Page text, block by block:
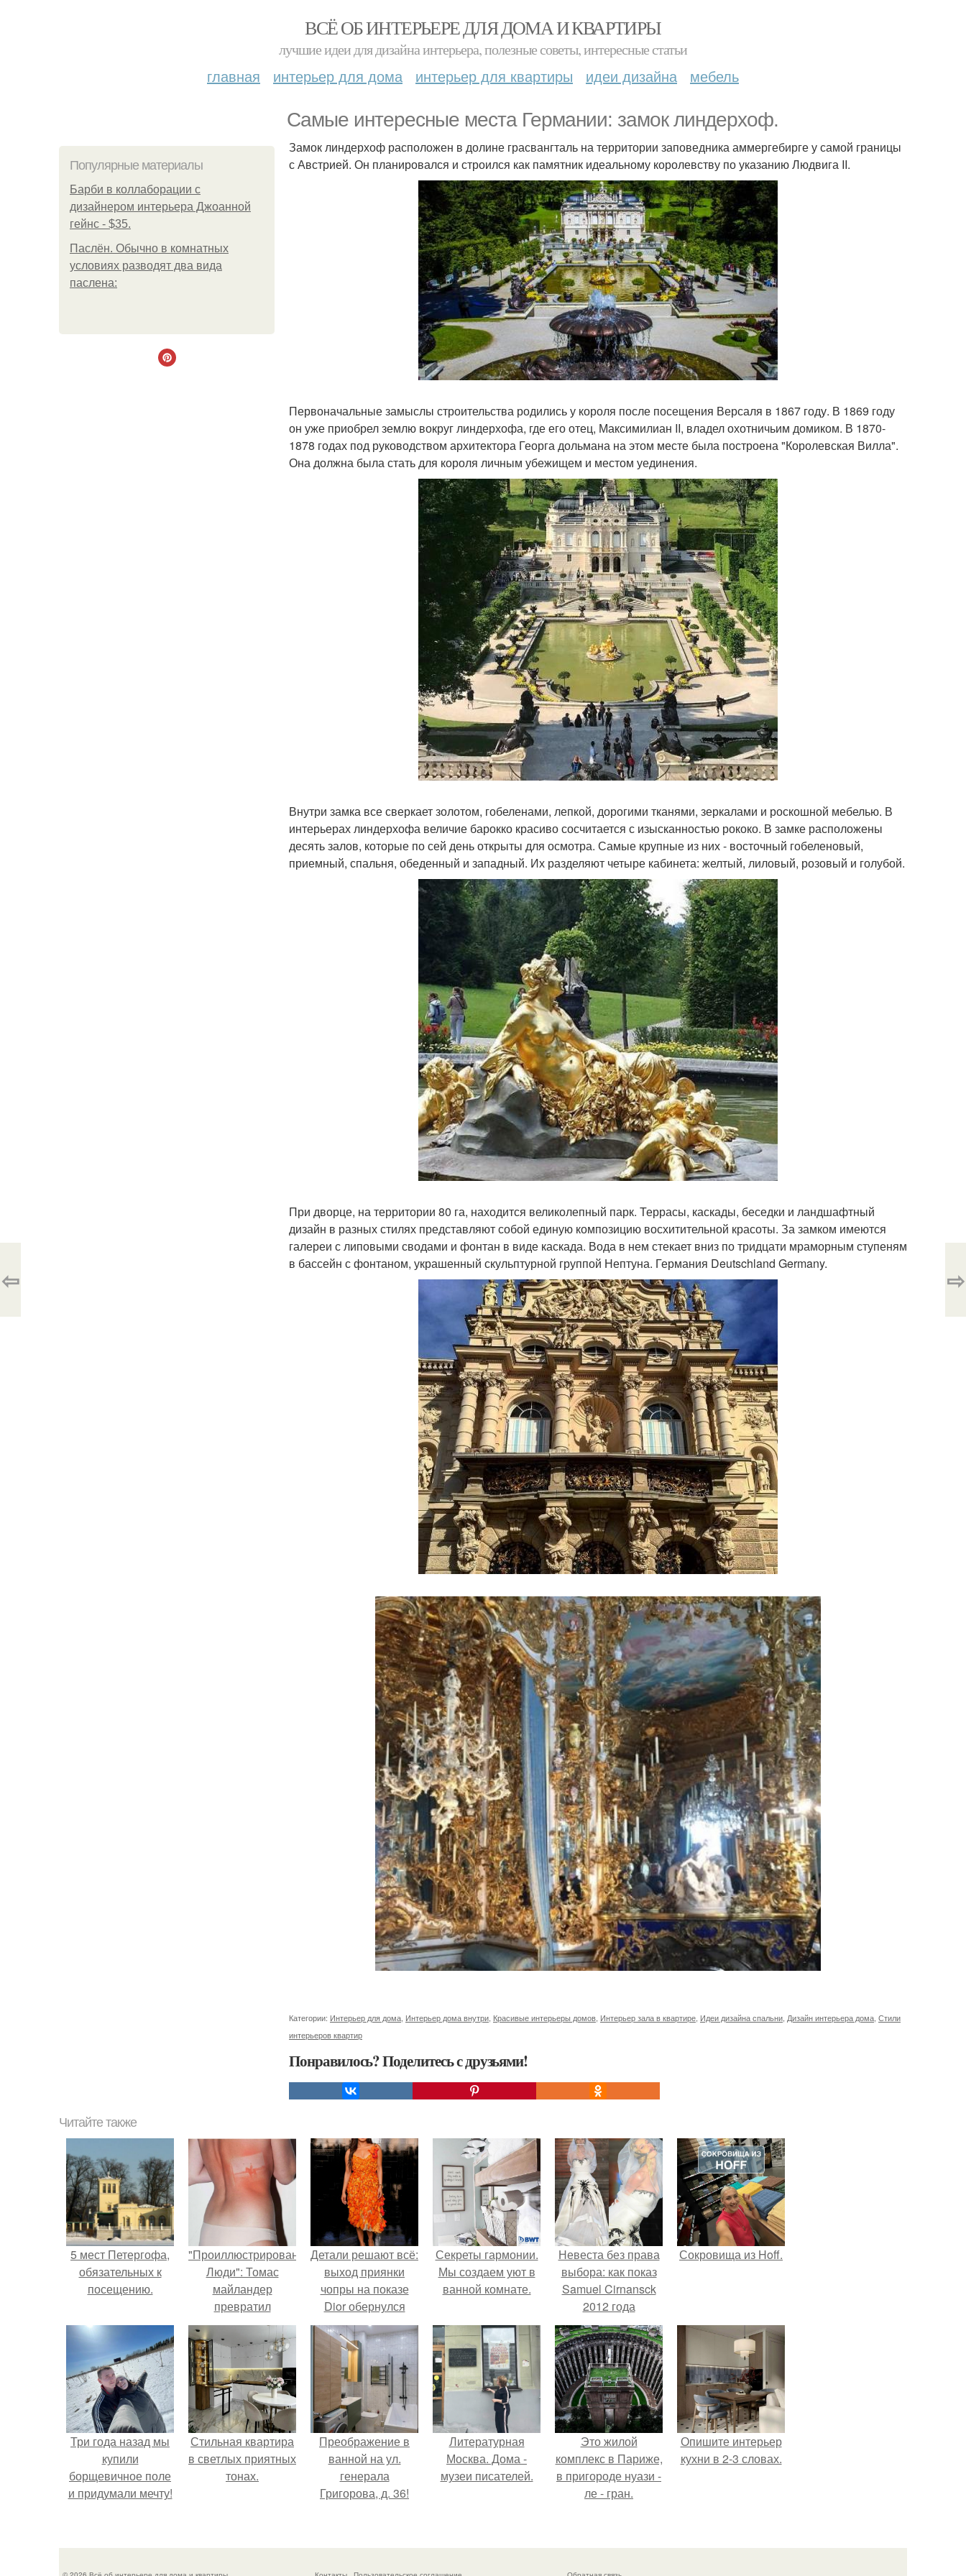
ВСЁ ОБ ИНТЕРЬЕРЕ ДЛЯ ДОМА И КВАРТИРЫ
лучшие идеи для дизайна интерьера, полезные советы, интересные статьи
главная интерьер для дома интерьер для квартиры идеи дизайна мебель
Самые интересные места Германии: замок линдерхоф.
Популярные материалы
Барби в коллаборации с
дизайнером интерьера Джоанной
гейнс - $35.
Паслён. Обычно в комнатных
условиях разводят два вида
паслена:
Замок линдерхоф расположен в долине грасвангталь на территории заповедника аммергебирге у самой границы
с Австрией. Он планировался и строился как памятник идеальному королевству по указанию Людвига II.
Первоначальные замыслы строительства родились у короля после посещения Версаля в 1867 году. В 1869 году
он уже приобрел землю вокруг линдерхофа, где его отец, Максимилиан II, владел охотничьим домиком. В 1870-
1878 годах под руководством архитектора Георга дольмана на этом месте была построена "Королевская Вилла".
Она должна была стать для короля личным убежищем и местом уединения.
Внутри замка все сверкает золотом, гобеленами, лепкой, дорогими тканями, зеркалами и роскошной мебелью. В
интерьерах линдерхофа величие барокко красиво сосчитается с изысканностью рококо. В замке расположены
десять залов, которые по сей день открыты для осмотра. Самые крупные из них - восточный гобеленовый,
приемный, спальня, обеденный и западный. Их разделяют четыре кабинета: желтый, лиловый, розовый и голубой.
При дворце, на территории 80 га, находится великолепный парк. Террасы, каскады, беседки и ландшафтный
дизайн в разных стилях представляют собой единую композицию восхитительной красоты. За замком имеются
галереи с липовыми сводами и фонтан в виде каскада. Вода в нем стекает вниз по тридцати мраморным ступеням
в бассейн с фонтаном, украшенный скульптурной группой Нептуна. Германия Deutschland Germany.
Категории: Интерьер для дома Интерьер дома внутри Красивые интерьеры домов Интерьер зала в квартире Идеи дизайна спальни Дизайн интерьера дома Стили
интерьеров квартир
Понравилось? Поделитесь с друзьями!
⇦ ⇨
Читайте также
5 мест Петергофа,
обязательных к
посещению.
"Проиллюстрированные
Люди": Томас
майландер
превратил
солнечные ожоги в
арт - объект.
Детали решают всё:
выход приянки
чопры на показе
Dior обернулся
шквалом критики
из-за небрежного
пошива.
Секреты гармонии.
Мы создаем уют в
ванной комнате.
Невеста без права
выбора: как показ
Samuel Cirnansck
2012 года
превратил подиум
в манифест против
принуждения.
Сокровища из Hoff.
Три года назад мы
купили
борщевичное поле
и придумали мечту!
Стильная квартира
в светлых приятных
тонах.
Преображение в
ванной на ул.
генерала
Григорова, д. 36!
Литературная
Москва. Дома -
музеи писателей.
Это жилой
комплекс в Париже,
в пригороде нуази -
ле - гран.
Опишите интерьер
кухни в 2-3 словах.